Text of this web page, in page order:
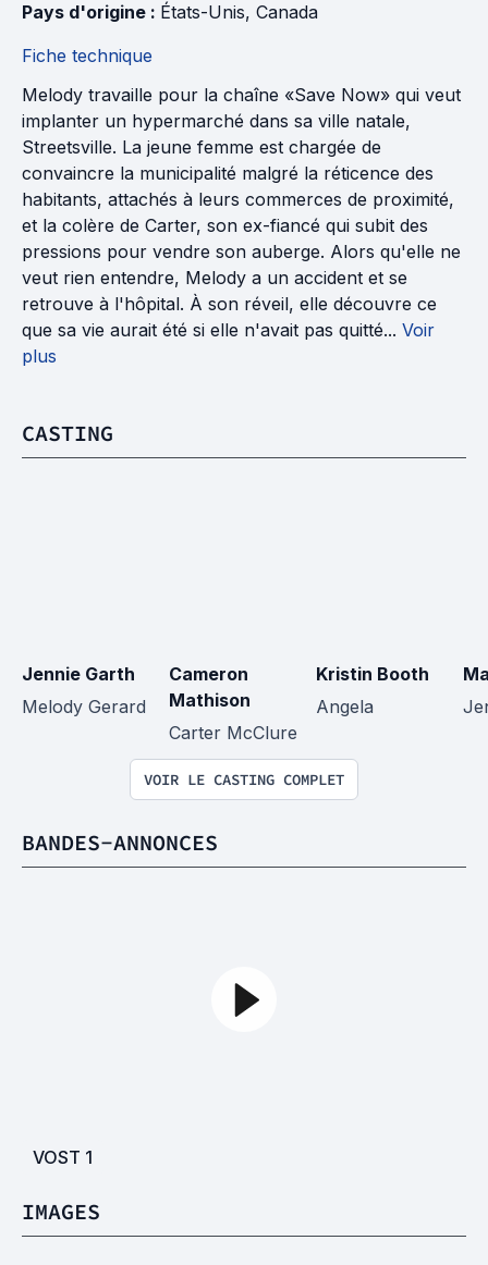
Pays d'origine : États-Unis, Canada
Fiche technique
Melody travaille pour la chaîne «Save Now» qui veut
implanter un hypermarché dans sa ville natale,
Streetsville. La jeune femme est chargée de
convaincre la municipalité malgré la réticence des
habitants, attachés à leurs commerces de proximité,
et la colère de Carter, son ex-fiancé qui subit des
pressions pour vendre son auberge. Alors qu'elle ne
veut rien entendre, Melody a un accident et se
retrouve à l'hôpital. À son réveil, elle découvre ce
que sa vie aurait été si elle n'avait pas quitté... Voir
plus
CASTING
Jennie Garth
Melody Gerard
Cameron
Mathison
Carter McClure
Kristin Booth
Angela
VOIR LE CASTING COMPLET
BANDES-ANNONCES
VOST 1
IMAGES